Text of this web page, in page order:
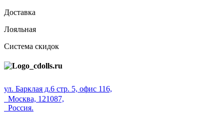
Доставка
Лояльная
Система скидок
ул. Барклая д.6 стр. 5, офис 116,
Москва, 121087,
Россия.